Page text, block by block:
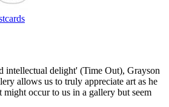
intellectual delight' (Time Out), Grayson
allows us to truly appreciate art as he
might occur to us in a gallery but seem